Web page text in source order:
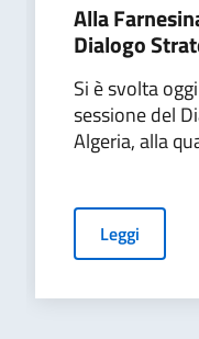
Alla
Dialogo
Si è svolta
sessione del
Algeria, alla
Leggi